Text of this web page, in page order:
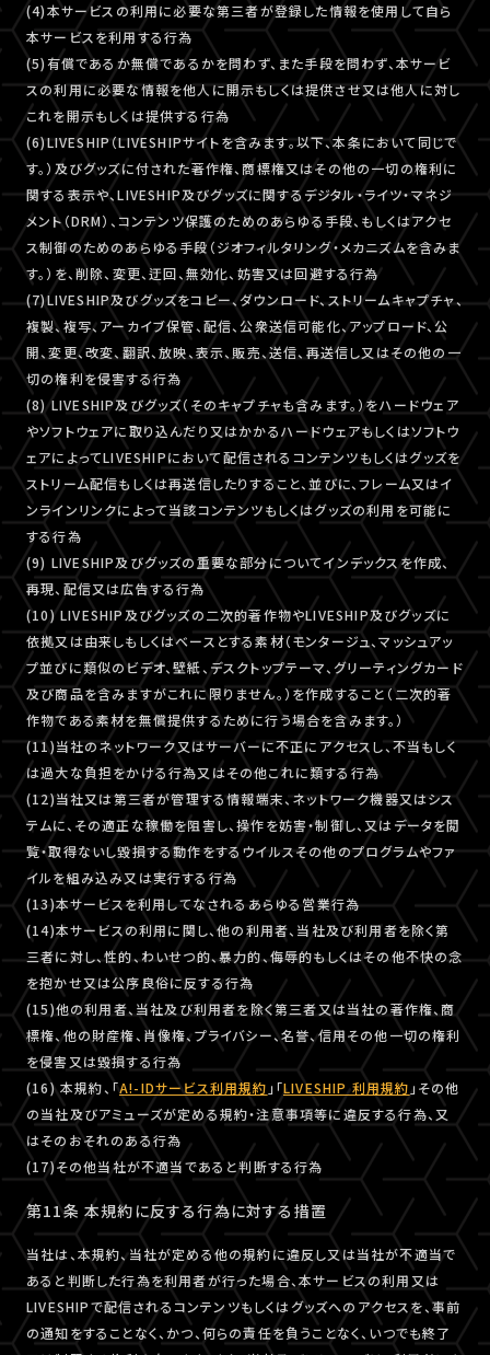
(4)本サービスの利用に必要な第三者が登録した情報を使用して自ら
本サービスを利用する行為
(5)有償であるか無償であるかを問わず、また手段を問わず、本サービ
スの利用に必要な情報を他人に開示もしくは提供させ又は他人に対し
これを開示もしくは提供する行為
(6)LIVESHIP（LIVESHIPサイトを含みます。以下、本条において同じで
す。）及びグッズに付された著作権、商標権又はその他の一切の権利に
関する表示や、LIVESHIP及びグッズに関するデジタル・ライツ・マネジ
メント（DRM）、コンテンツ保護のためのあらゆる手段、もしくはアクセ
ス制御のためのあらゆる手段（ジオフィルタリング・メカニズムを含みま
す。）を、削除、変更、迂回、無効化、妨害又は回避する行為
(7)LIVESHIP及びグッズをコピー、ダウンロード、ストリームキャプチャ、
複製、複写、アーカイブ保管、配信、公衆送信可能化、アップロード、公
開、変更、改変、翻訳、放映、表示、販売、送信、再送信し又はその他の一
切の権利を侵害する行為
(8) LIVESHIP及びグッズ（そのキャプチャも含みます。）をハードウェア
やソフトウェアに取り込んだり又はかかるハードウェアもしくはソフトウ
ェアによってLIVESHIPにおいて配信されるコンテンツもしくはグッズを
ストリーム配信もしくは再送信したりすること、並びに、フレーム又はイ
ンラインリンクによって当該コンテンツもしくはグッズの利用を可能に
する行為
(9) LIVESHIP及びグッズの重要な部分についてインデックスを作成、
再現、配信又は広告する行為
(10) LIVESHIP及びグッズの二次的著作物やLIVESHIP及びグッズに
依拠又は由来しもしくはベースとする素材（モンタージュ、マッシュアッ
プ並びに類似のビデオ、壁紙、デスクトップテーマ、グリーティングカード
及び商品を含みますがこれに限りません。）を作成すること（二次的著
作物である素材を無償提供するために行う場合を含みます。）
(11)当社のネットワーク又はサーバーに不正にアクセスし、不当もしく
は過大な負担をかける行為又はその他これに類する行為
(12)当社又は第三者が管理する情報端末、ネットワーク機器又はシス
テムに、その適正な稼働を阻害し、操作を妨害・制御し、又はデータを閲
覧・取得ないし毀損する動作をするウイルスその他のプログラムやファ
イルを組み込み又は実行する行為
(13)本サービスを利用してなされるあらゆる営業行為
(14)本サービスの利用に関し、他の利用者、当社及び利用者を除く第
三者に対し、性的、わいせつ的、暴力的、侮辱的もしくはその他不快の念
を抱かせ又は公序良俗に反する行為
(15)他の利用者、当社及び利用者を除く第三者又は当社の著作権、商
標権、他の財産権、肖像権、プライバシー、名誉、信用その他一切の権利
を侵害又は毀損する行為
(16) 本規約、「A!-IDサービス利用規約 」「LIVESHIP 利用規約」その他
の当社及びアミューズが定める規約・注意事項等に違反する行為、又
はそのおそれのある行為
(17)その他当社が不適当であると判断する行為
第11条 本規約に反する行為に対する措置
当社は、本規約、当社が定める他の規約に違反し又は当社が不適当で
あると判断した行為を利用者が行った場合、本サービスの利用又は
LIVESHIPで配信されるコンテンツもしくはグッズへのアクセスを、事前
の通知をすることなく、かつ、何らの責任を負うことなく、いつでも終了